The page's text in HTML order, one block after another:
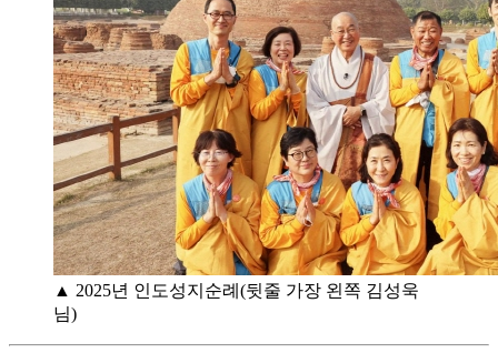
▲ 2025년 인도성지순례(뒷줄 가장 왼쪽 김성욱
님)